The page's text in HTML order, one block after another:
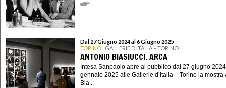
Dal 27 Giugno 2024 al 6 Giugno 2025
TORINO | GALLERIE D’ITALIA – TORINO
ANTONIO BIASIUCCI. ARCA
Intesa Sanpaolo apre al pubblico dal 27 giugno
gennaio 2025 alle Gallerie d’Italia – Torino la mostra
Bia...